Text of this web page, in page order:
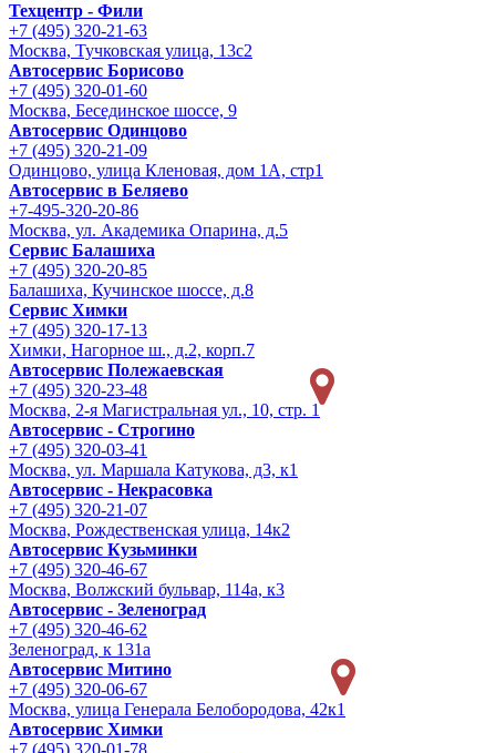
Техцентр - Фили
+7 (495) 320-21-63
Москва, Тучковская улица, 13с2
Автосервис Борисово
+7 (495) 320-01-60
Москва, Бесединское шоссе, 9
Автосервис Одинцово
+7 (495) 320-21-09
Одинцово, улица Кленовая, дом 1А, стр1
Автосервис в Беляево
+7-495-320-20-86
Москва, ул. Академика Опарина, д.5
Сервис Балашиха
+7 (495) 320-20-85
Балашиха, Кучинское шоссе, д.8
Сервис Химки
+7 (495) 320-17-13
Химки, Нагорное ш., д.2, корп.7
Автосервис Полежаевская
+7 (495) 320-23-48
Москва, 2-я Магистральная ул., 10, стр. 1
Автосервис - Строгино
+7 (495) 320-03-41
Москва, ул. Маршала Катукова, д3, к1
Автосервис - Некрасовка
+7 (495) 320-21-07
Москва, Рождественская улица, 14к2
Автосервис Кузьминки
+7 (495) 320-46-67
Москва, Волжский бульвар, 114а, к3
Автосервис - Зеленоград
+7 (495) 320-46-62
Зеленоград, к 131а
Автосервис Митино
+7 (495) 320-06-67
Москва, улица Генерала Белобородова, 42к1
Автосервис Химки